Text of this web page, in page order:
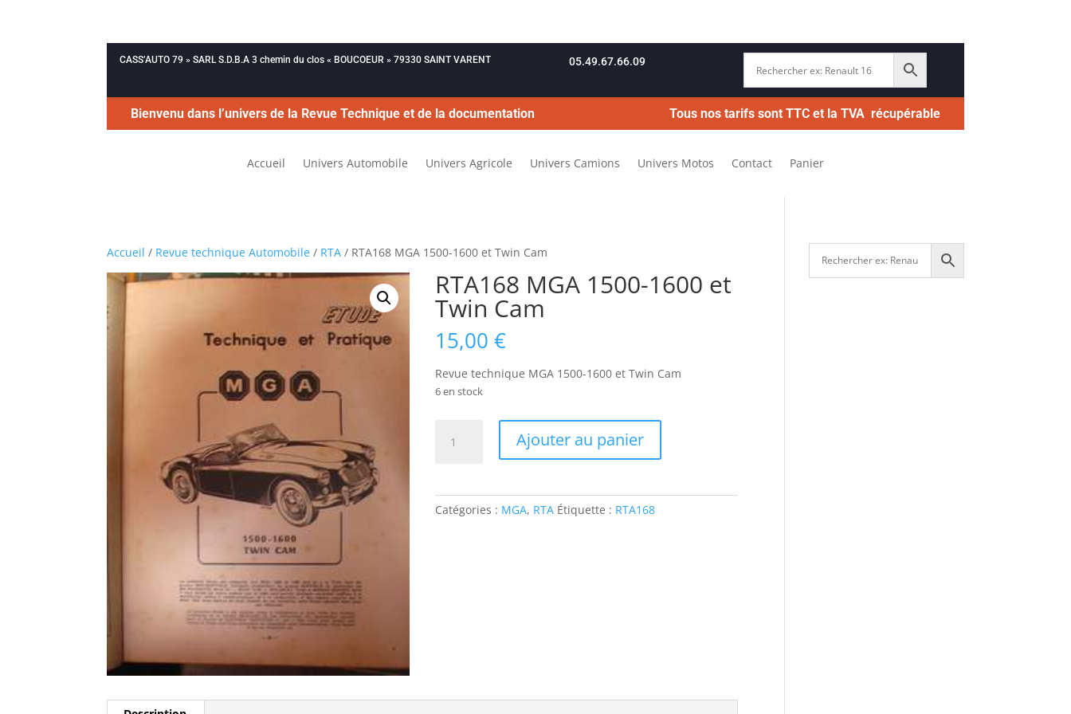
CASS’AUTO 79 » SARL S.D.B.A 3 chemin du clos « BOUCOEUR » 79330 SAINT VARENT 05.49.67.66.09
Bienvenu dans l’univers de la Revue Technique et de la documentation Tous nos tarifs sont TTC et la TVA récupérable
Accueil Univers Automobile Univers Agricole Univers Camions Univers Motos Contact Panier
Accueil / Revue technique Automobile / RTA / RTA168 MGA 1500-1600 et Twin Cam
RTA168 MGA 1500-1600 et
Twin Cam
15,00€
Revue technique MGA 1500-1600 et Twin Cam
6 en stock
1600
Ajouter au panier
Catégories : MGA, RTA Étiquette : RTA168